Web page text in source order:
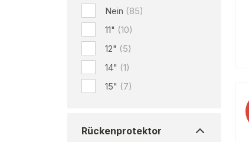
Nein (85)
11" (10)
12" (5)
14" (1)
15" (7)
Rückenprotektor